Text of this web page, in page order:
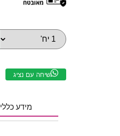
שיחה עם נציג
מידע כללי